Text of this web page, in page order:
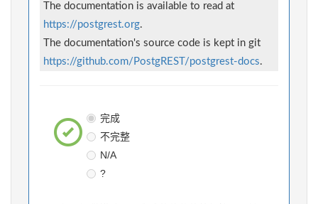
The documentation is available to read at
https://postgrest.org.
The documentation's source code is kept in git
https://github.com/PostgREST/postgrest-docs.
完成
不完整
N/A
?